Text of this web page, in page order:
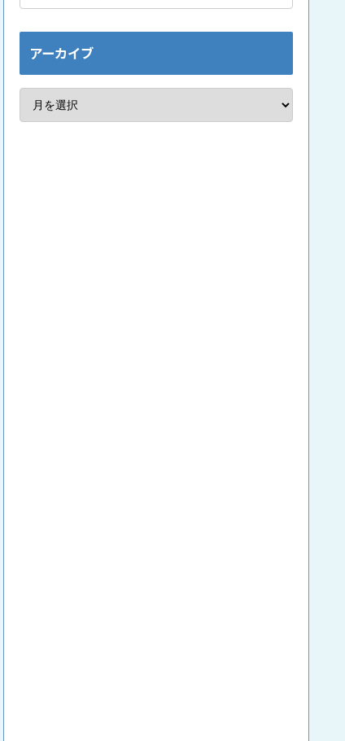
アーカイブ